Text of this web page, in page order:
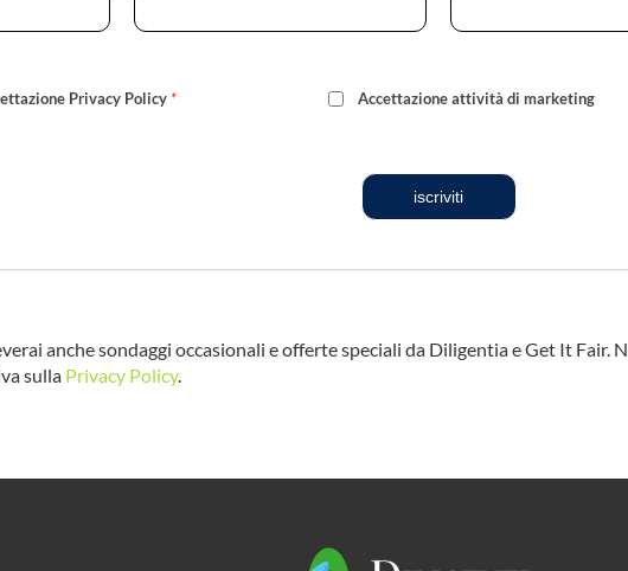
Privacy Policy * Accettazione attività di marketing
iscriviti
anche sondaggi occasionali e offerte speciali da Diligentia e Get It
sulla Privacy Policy.